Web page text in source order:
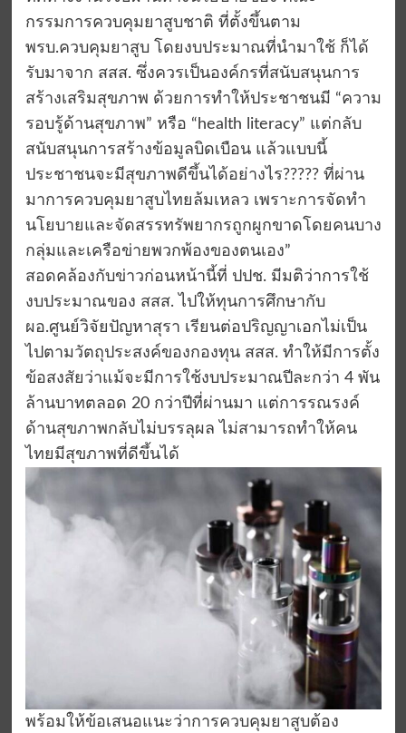
กรรมการควบคุมยาสูบชาติ ที่ตั้งขึ้นตาม
พรบ.ควบคุมยาสูบ โดยงบประมาณที่นำมาใช้ ก็ได้
รับมาจาก สสส. ซึ่งควรเป็นองค์กรที่สนับสนุนการ
สร้างเสริมสุขภาพ ด้วยการทำให้ประชาชนมี “ความ
รอบรู้ด้านสุขภาพ” หรือ “health literacy” แต่กลับ
สนับสนุนการสร้างข้อมูลบิดเบือน แล้วแบบนี้
ประชาชนจะมีสุขภาพดีขึ้นได้อย่างไร????? ที่ผ่าน
มาการควบคุมยาสูบไทยล้มเหลว เพราะการจัดทำ
นโยบายและจัดสรรทรัพยากรถูกผูกขาดโดยคนบาง
กลุ่มและเครือข่ายพวกพ้องของตนเอง”
สอดคล้องกับข่าวก่อนหน้านี้ที่ ปปช. มีมติว่าการใช้
งบประมาณของ สสส. ไปให้ทุนการศึกษากับ
ผอ.ศูนย์วิจัยปัญหาสุรา เรียนต่อปริญญาเอกไม่เป็น
ไปตามวัตถุประสงค์ของกองทุน สสส. ทำให้มีการตั้ง
ข้อสงสัยว่าแม้จะมีการใช้งบประมาณปีละกว่า 4 พัน
ล้านบาทตลอด 20 กว่าปีที่ผ่านมา แต่การรณรงค์
ด้านสุขภาพกลับไม่บรรลุผล ไม่สามารถทำให้คน
ไทยมีสุขภาพที่ดีขึ้นได้
พร้อมให้ข้อเสนอแนะว่าการควบคุมยาสูบต้อง